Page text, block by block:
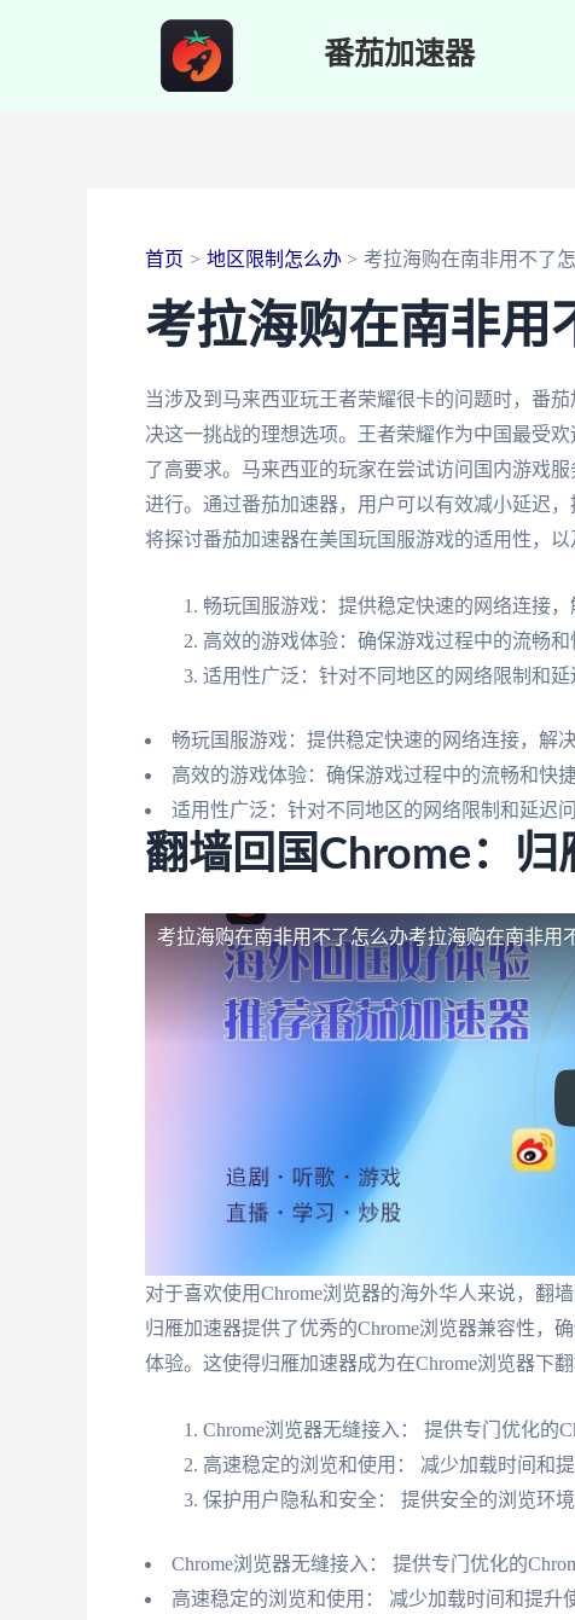
番茄加速器
首页 地区限制怎么办 考拉海购在南非用不了
考拉海购在南非用
当涉及到马来西亚玩王者荣耀很卡的问题时，番
决这一挑战的理想选项。王者荣耀作为中国最受
了高要求。马来西亚的玩家在尝试访问国内游戏
进行。通过番茄加速器，用户可以有效减小延迟
将探讨番茄加速器在美国玩国服游戏的适用性，以
畅玩国服游戏：提供稳定快速的网络连接，
高效的游戏体验：确保游戏过程中的流畅和
适用性广泛：针对不同地区的网络限制和延
畅玩国服游戏：提供稳定快速的网络连接，解
高效的游戏体验：确保游戏过程中的流畅和快捷
适用性广泛：针对不同地区的网络限制和延迟问
翻墙回国Chrome：
考拉海购在南非用不了怎么办考拉海购在南非用
对于喜欢使用Chrome浏览器的海外华人来说，翻
归雁加速器提供了优秀的Chrome浏览器兼容性，
体验。这使得归雁加速器成为在Chrome浏览器下
Chrome浏览器无缝接入： 提供专门优化的
高速稳定的浏览和使用： 减少加载时间和提
保护用户隐私和安全： 提供安全的浏览环境
Chrome浏览器无缝接入： 提供专门优化的
高速稳定的浏览和使用： 减少加载时间和提升